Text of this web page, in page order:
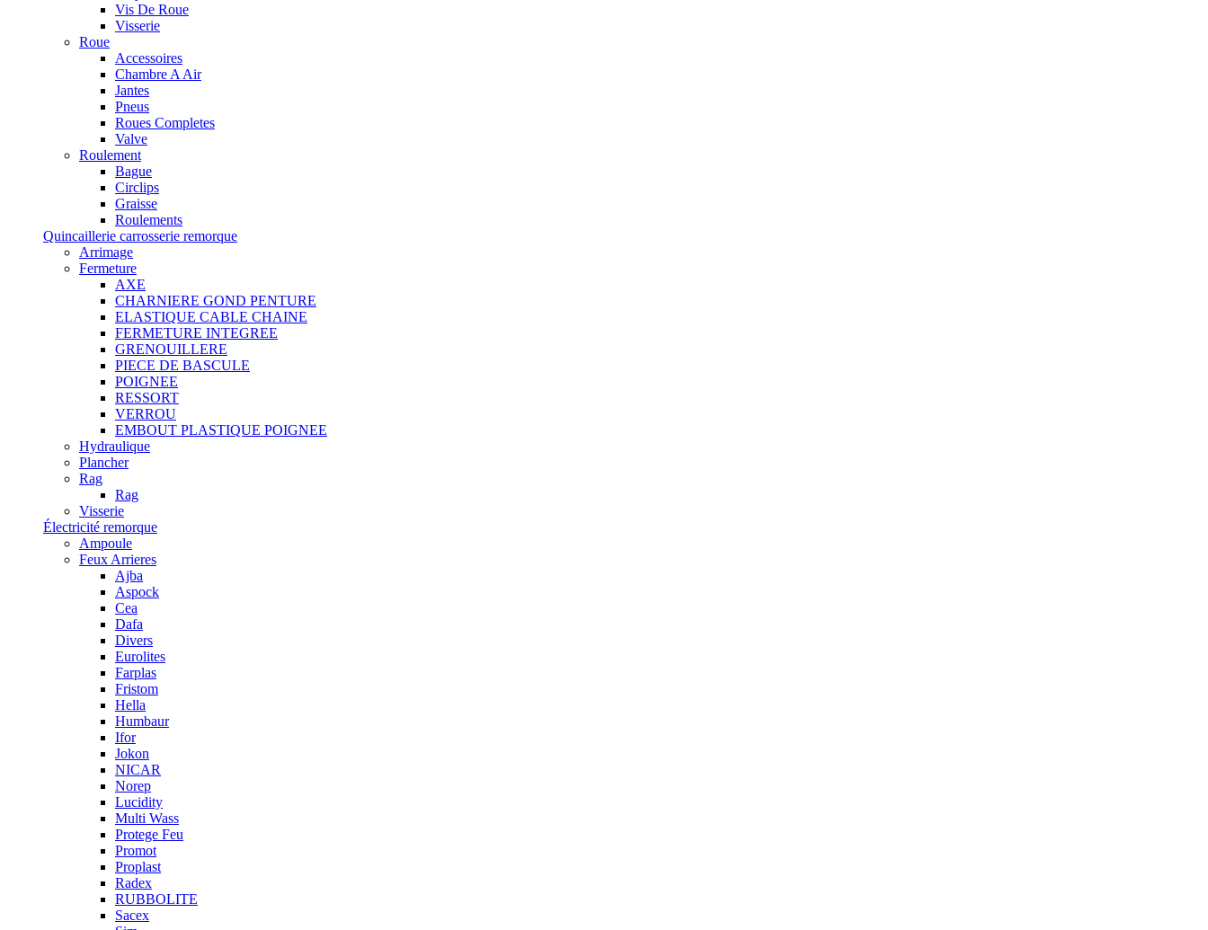
Vis De Roue
Visserie
Roue
Accessoires
Chambre A Air
Jantes
Pneus
Roues Completes
Valve
Roulement
Bague
Circlips
Graisse
Roulements
Quincaillerie carrosserie remorque
Arrimage
Fermeture
AXE
CHARNIERE GOND PENTURE
ELASTIQUE CABLE CHAINE
FERMETURE INTEGREE
GRENOUILLERE
PIECE DE BASCULE
POIGNEE
RESSORT
VERROU
EMBOUT PLASTIQUE POIGNEE
Hydraulique
Plancher
Rag
Rag
Visserie
Électricité remorque
Ampoule
Feux Arrieres
Ajba
Aspock
Cea
Dafa
Divers
Eurolites
Farplas
Fristom
Hella
Humbaur
Ifor
Jokon
NICAR
Norep
Lucidity
Multi Wass
Protege Feu
Promot
Proplast
Radex
RUBBOLITE
Sacex